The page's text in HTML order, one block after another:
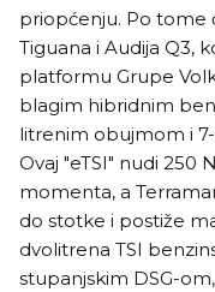
priopćenju. Po tome
Tiguana i Audija Q3,
platformu Grupe
blagim hibridnim
litrenim obujmom i
Ovaj "eTSI" nudi
momenta, a
do stotke i postiže
dvolitrena TSI
stupanjskim DSG-